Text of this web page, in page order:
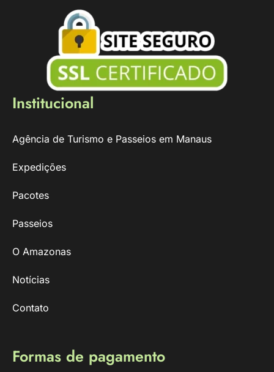
Institucional
Agência de Turismo e Passeios em Manaus
Expedições
Pacotes
Passeios
O Amazonas
Notícias
Contato
Formas de pagamento